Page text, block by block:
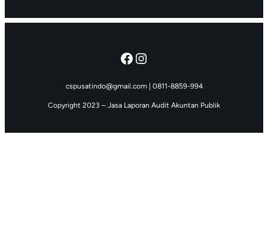
Facebook
Instagram
cspusatindo@gmail.com | 0811-8859-994
Copyright 2023 – Jasa Laporan Audit Akuntan Publik